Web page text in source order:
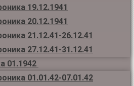
19.12.1941
20.12.1941
21.12.41-26.12.41
27.12.41-31.12.41
01.1942
01.01.42-07.01.42